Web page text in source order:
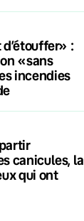
:
«sans
incendies
canicules, la
qui ont